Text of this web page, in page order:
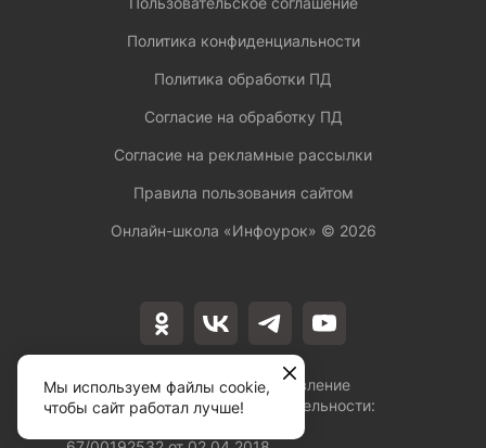
Лицензия на осуществление
образовательной деятельности:
Политика конфиденциальности
Политика обработки ПД
Согласие на обработку ПД
Согласие на рекламные рассылки
Правила пользования сайтом
Онлайн-школа «Инфоурок» © 2026
Мы используем файлы cookie,
чтобы сайт работал лучше!